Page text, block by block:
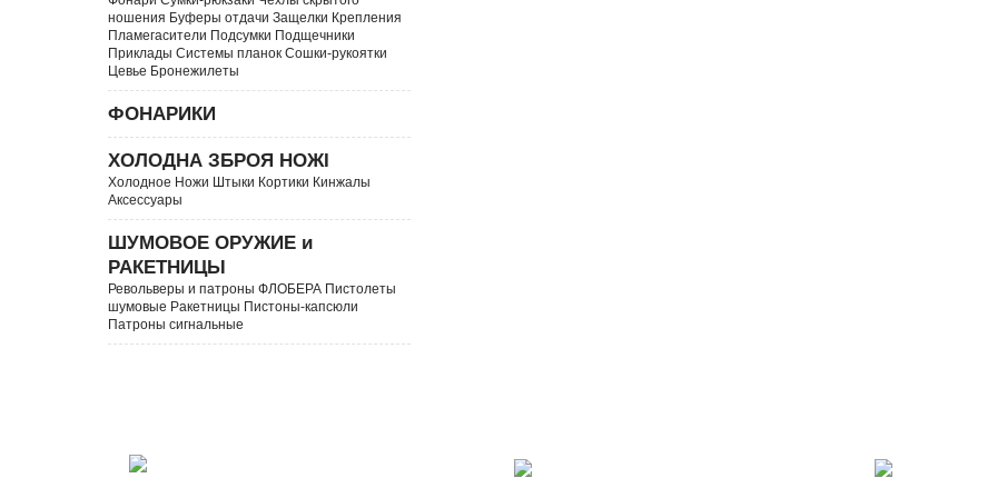
ношения Буферы отдачи Защелки Крепления
Пламегасители Подсумки Подщечники
Приклады Системы планок Сошки-рукоятки
Цевье Бронежилеты
ФОНАРИКИ
ХОЛОДНА ЗБРОЯ НОЖІ
Холодное Ножи Штыки Кортики Кинжалы
Аксессуары
ШУМОВОЕ ОРУЖИЕ и
РАКЕТНИЦЫ
Револьверы и патроны ФЛОБЕРА Пистолеты
шумовые Ракетницы Пистоны-капсюли
Патроны сигнальные